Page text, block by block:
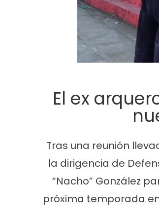
El ex
Tras una reunión
la dirigencia de
“Nacho” González
próxima temporada
Lara con su Carnaval Barrial